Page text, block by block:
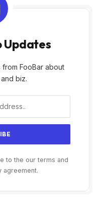
Updates
FooBar about
biz.
to the our terms and
agreement.